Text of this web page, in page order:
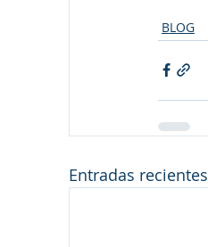
BLOG
Entradas recientes